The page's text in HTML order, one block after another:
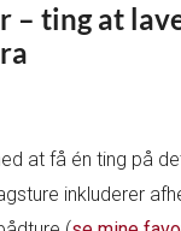
ting at
at få én ting på
inkluderer